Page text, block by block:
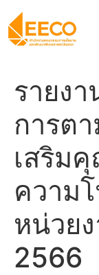
รายง
การต
เสริม
ความ
หน่วย
2566